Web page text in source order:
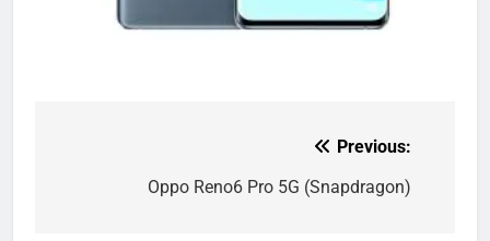
navigation
Previous:
Oppo Reno6 Pro 5G (Snapdragon)